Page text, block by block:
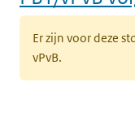
Er zijn voor deze
vPvB.